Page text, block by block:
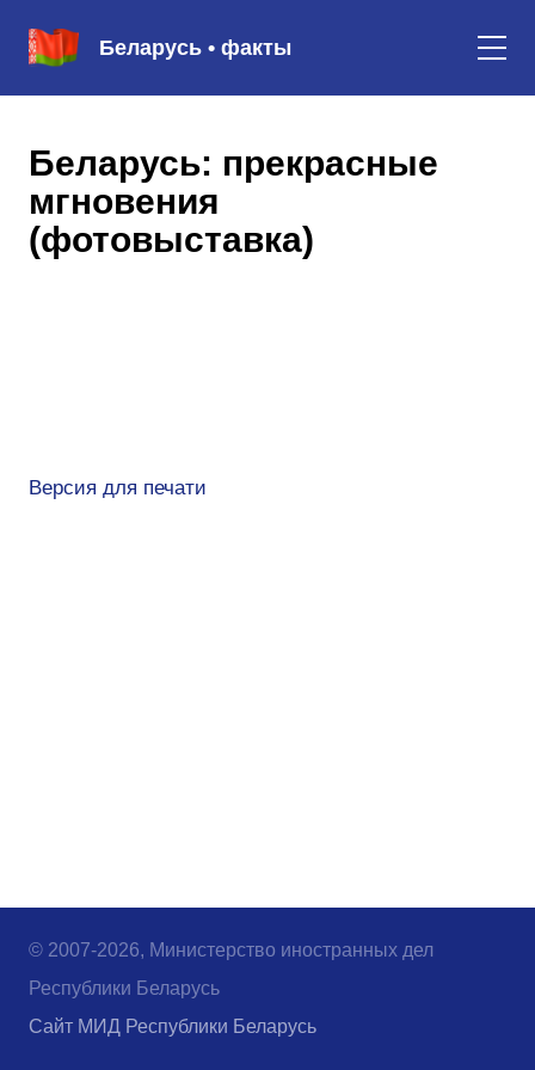
Беларусь • факты
Беларусь: прекрасные
мгновения
(фотовыставка)
Версия для печати
© 2007-2026, Министерство иностранных дел
Республики Беларусь
Сайт МИД Республики Беларусь